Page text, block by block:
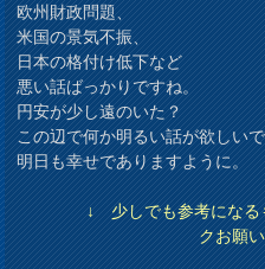
欧州財政問題、
米国の景気不振、
日本の格付け低下など
悪い話ばっかりですね。
円安が少し遠のいた？
この辺で何か明るい話が欲しい
明日も幸せでありますように。
↓ 少しでも参考になるも
クお願